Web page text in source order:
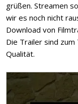
grüßen. Streamen
wir es noch nicht
Download von
Die Trailer sind
Qualität.